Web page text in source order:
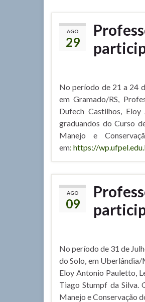
AGO
29
No período de 21 a 24
em Gramado/RS,
Dufech Castilhos,
graduandos do Curso
Manejo e
em: https://
AGO
09
No período de 31 de
do Solo, em Uberlândia/
Eloy Antonio Pauletto,
Tiago Stumpf da Silva.
Manejo e Conservação